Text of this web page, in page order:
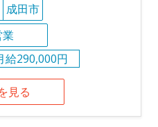
成田市
給290,000円
見る